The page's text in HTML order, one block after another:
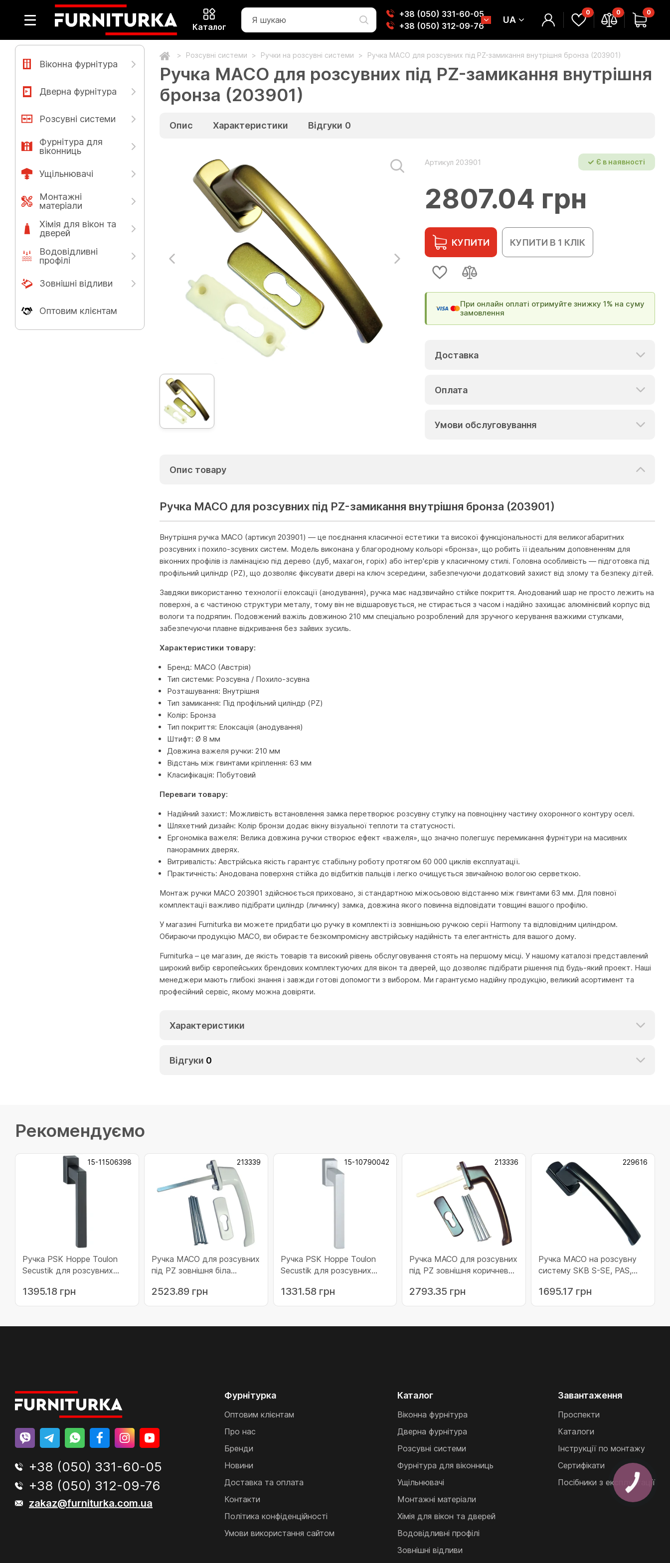
Каталог
+38 (050) 331-60-05
+38 (050) 312-09-76
UA
0 0 0
Віконна фурнітура
Дверна фурнітура
Розсувні системи
Фурнітура для
віконниць
Ущільнювачі
Монтажні
матеріали
Хімія для вікон та
дверей
Водовідливні
профілі
Зовнішні відливи
Оптовим клієнтам
Розсувні системи Ручки на розсувні системи Ручка MACO для розсувних під PZ-замикання внутрішня бронза (203901)
Ручка MACO для розсувних під PZ-замикання внутрішня
бронза (203901)
Опис Характеристики Відгуки 0
Артикул 203901 Є в наявності
2807.04 грн
КУПИТИ КУПИТИ В 1 КЛІК
При онлайн оплаті отримуйте знижку 1% на суму
замовлення
Доставка
Оплата
Умови обслуговування
Опис товару
Ручка MACO для розсувних під PZ-замикання внутрішня бронза (203901)
Внутрішня ручка MACO (артикул 203901) — це поєднання класичної естетики та високої функціональності для великогабаритних
розсувних і похило-зсувних систем. Модель виконана у благородному кольорі «бронза», що робить її ідеальним доповненням для
віконних профілів із ламінацією під дерево (дуб, махагон, горіх) або інтер'єрів у класичному стилі. Головна особливість — підготовка під
профільний циліндр (PZ), що дозволяє фіксувати двері на ключ зсередини, забезпечуючи додатковий захист від злому та безпеку дітей.
Завдяки використанню технології елоксації (анодування), ручка має надзвичайно стійке покриття. Анодований шар не просто лежить на
поверхні, а є частиною структури металу, тому він не відшаровується, не стирається з часом і надійно захищає алюмінієвий корпус від
вологи та подряпин. Подовжений важіль довжиною 210 мм спеціально розроблений для зручного керування важкими стулками,
забезпечуючи плавне відкривання без зайвих зусиль.
Характеристики товару:
Бренд: MACO (Австрія)
Тип системи: Розсувна / Похило-зсувна
Розташування: Внутрішня
Тип замикання: Під профільний циліндр (PZ)
Колір: Бронза
Тип покриття: Елоксація (анодування)
Штифт: Ø 8 мм
Довжина важеля ручки: 210 мм
Відстань між гвинтами кріплення: 63 мм
Класифікація: Побутовий
Переваги товару:
Надійний захист: Можливість встановлення замка перетворює розсувну стулку на повноцінну частину охоронного контуру оселі.
Шляхетний дизайн: Колір бронзи додає вікну візуальної теплоти та статусності.
Ергономіка важеля: Велика довжина ручки створює ефект «важеля», що значно полегшує перемикання фурнітури на масивних
панорамних дверях.
Витривалість: Австрійська якість гарантує стабільну роботу протягом 60 000 циклів експлуатації.
Практичність: Анодована поверхня стійка до відбитків пальців і легко очищується звичайною вологою серветкою.
Монтаж ручки MACO 203901 здійснюється приховано, зі стандартною міжосьовою відстанню між гвинтами 63 мм. Для повної
комплектації важливо підібрати циліндр (личинку) замка, довжина якого повинна відповідати товщині вашого профілю.
У магазині Furniturka ви можете придбати цю ручку в комплекті із зовнішньою ручкою серії Harmony та відповідним циліндром.
Обираючи продукцію MACO, ви обираєте безкомпромісну австрійську надійність та елегантність для вашого дому.
Furniturka – це магазин, де якість товарів та високий рівень обслуговування стоять на першому місці. У нашому каталозі представлений
широкий вибір європейських брендових комплектуючих для вікон та дверей, що дозволяє підібрати рішення під будь-який проект. Наші
менеджери мають глибокі знання і завжди готові допомогти з вибором. Ми гарантуємо надійну продукцію, великий асортимент та
професійний сервіс, якому можна довіряти.
Характеристики
Відгуки 0
Рекомендуємо
15-11506398
Ручка PSK Hoppe Toulon
Secustik для розсувних
чорна (11506398)
1395.18 грн
213339
Ручка MACO для розсувних
під PZ зовнішня біла
2523.89 грн
15-10790042
Ручка PSK Hoppe Toulon
Secustik для розсувних
(10790042)
1331.58 грн
213336
Ручка MACO для розсувних
під PZ зовнішня коричнева
2793.35 грн
229616
Ручка MACO на розсувну
систему SKB S-SE, PAS,
RAL 9005 чорна (229616)
1695.17 грн
+38 (050) 331-60-05
+38 (050) 312-09-76
zakaz@furniturka.com.ua
Фурнітурка
Оптовим клієнтам
Про нас
Бренди
Новини
Доставка та оплата
Контакти
Політика конфіденційності
Умови використання сайтом
Каталог
Віконна фурнітура
Дверна фурнітура
Розсувні системи
Фурнітура для віконниць
Ущільнювачі
Монтажні матеріали
Хімія для вікон та дверей
Водовідливні профілі
Зовнішні відливи
Завантаження
Проспекти
Каталоги
Інструкції по монтажу
Сертифікати
Посібники з експлуатації